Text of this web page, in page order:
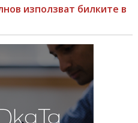
използват билките в